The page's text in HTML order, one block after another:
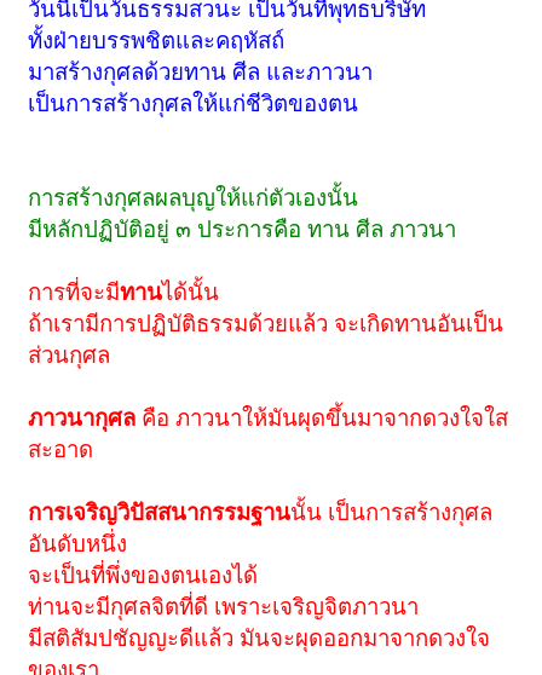
วันนี้เป็นวันธรรมสวนะ เป็นวันที่พุทธบริษัท
ทั้งฝ่ายบรรพชิตและคฤหัสถ์
มาสร้างกุศลด้วยทาน ศีล และภาวนา
เป็นการสร้างกุศลให้แก่ชีวิตของตน
การสร้างกุศลผลบุญให้แก่ตัวเองนั้น
มีหลักปฏิบัติอยู่ ๓ ประการคือ ทาน ศีล ภาวนา
การที่จะมีทานได้นั้น
ถ้าเรามีการปฏิบัติธรรมด้วยแล้ว จะเกิดทานอันเป็น
ส่วนกุศล
ภาวนากุศล คือ ภาวนาให้มันผุดขึ้นมาจากดวงใจใส
สะอาด
การเจริญวิปัสสนากรรมฐานนั้น เป็นการสร้างกุศล
อันดับหนึ่ง
จะเป็นที่พึ่งของตนเองได้
ท่านจะมีกุศลจิตที่ดี เพราะเจริญจิตภาวนา
มีสติสัมปชัญญะดีแล้ว มันจะผุดออกมาจากดวงใจ